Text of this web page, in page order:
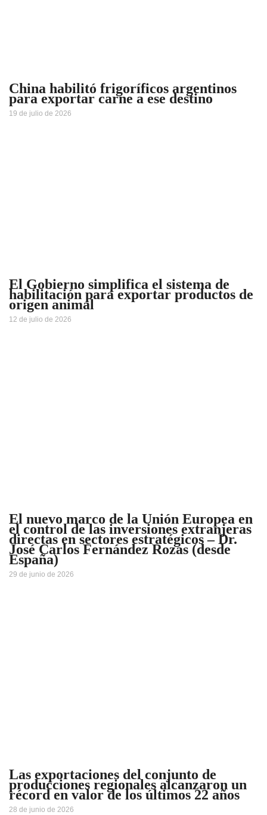
China habilitó frigoríficos argentinos
para exportar carne a ese destino
19 de julio de 2026
El Gobierno simplifica el sistema de
habilitación para exportar productos de
origen animal
12 de julio de 2026
El nuevo marco de la Unión Europea en
el control de las inversiones extranjeras
directas en sectores estratégicos – Dr.
José Carlos Fernández Rozas (desde
España)
29 de junio de 2026
Las exportaciones del conjunto de
producciones regionales alcanzaron un
récord en valor de los últimos 22 años
28 de junio de 2026